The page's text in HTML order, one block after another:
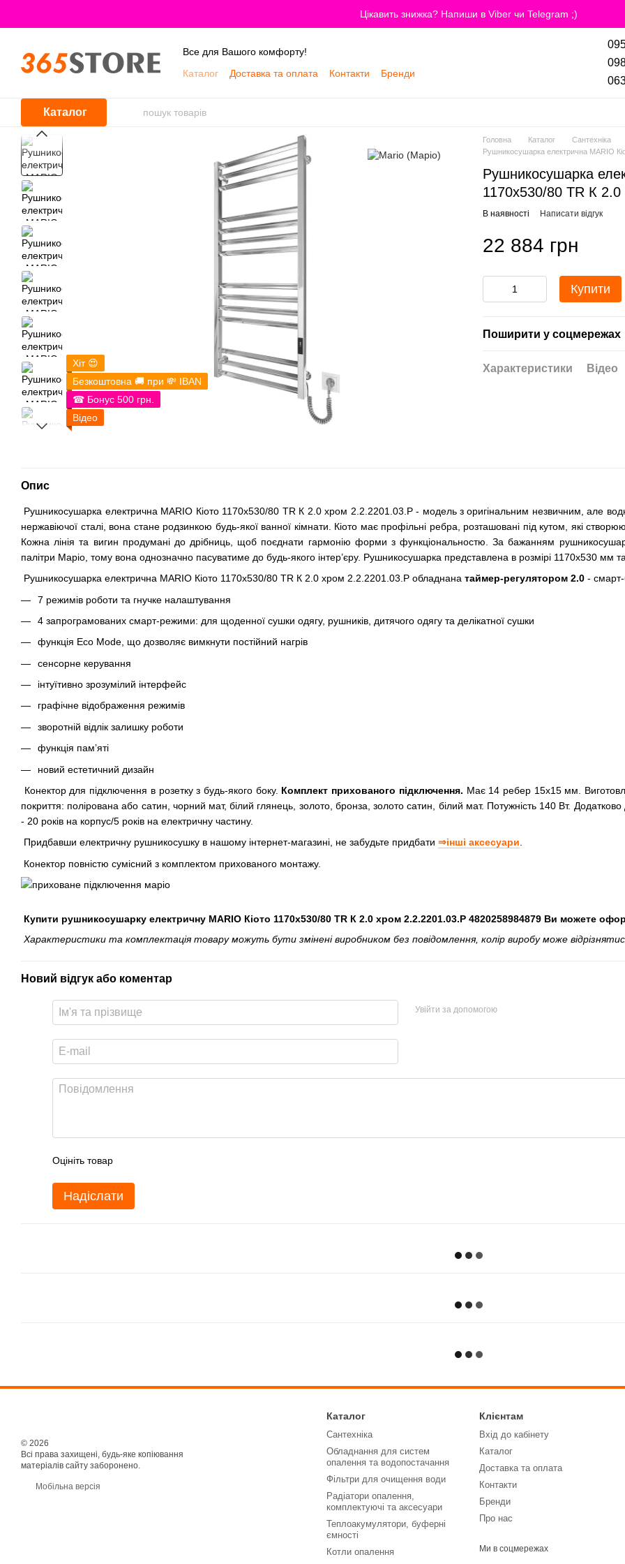
Цікавить знижка? Напиши в Viber чи Telegram ;)
Все для Вашого комфорту!
Каталог
Доставка та оплата Контакти
Бренди
Каталог
Хіт 😍
Безкоштовна 🚚 при 💸 IBAN
☎ Бонус 500 грн.
Відео
Головна Каталог Сантехніка
Рушникосушарка електрична MARIO
Рушникосушарка
1170х530/80 TR К
В наявності Написати відгук
22 884 грн
Купити
Поширити у соцмережах
Характеристики Відео
Опис
Рушникосушарка електрична MARIO Кіото 1170х530/80 TR К 2.0 хром 2.2.2201.03.P - модель з оригінальним незвичним, але
нержавіючої сталі, вона стане родзинкою будь-якої ванної кімнати. Кіото має профільні ребра, розташовані під кутом, які
Кожна лінія та вигин продумані до дрібниць, щоб поєднати гармонію форми з функціональностю. За бажанням
палітри Маріо, тому вона однозначно пасуватиме до будь-якого інтер’єру. Рушникосушарка представлена в розмірі 1170x530 мм
Рушникосушарка електрична MARIO Кіото 1170х530/80 TR К 2.0 хром 2.2.2201.03.P обладнана таймер-регулятором 2.0 -
7 режимів роботи та гнучке налаштування
4 запрограмованих смарт-режими: для щоденної сушки одягу, рушників, дитячого одягу та делікатної сушки
функція Eco Mode, що дозволяє вимкнути постійний нагрів
сенсорне керування
інтуїтивно зрозумілий інтерфейс
графічне відображення режимів
зворотній відлік залишку роботи
функція пам’яті
новий естетичний дизайн
Конектор для підключення в розетку з будь-якого боку. Комплект прихованого підключення. Має 14 ребер 15х15 мм.
покриття: полірована або сатин, чорний мат, білий глянець, золото, бронза, золото сатин, білий мат. Потужність 140 Вт.
- 20 років на корпус/5 років на електричну частину.
Придбавши електричну рушникосушку в нашому інтернет-магазині, не забудьте придбати ⇒інші аксесуари.
Конектор повністю сумісний з комплектом прихованого монтажу.
Купити рушникосушарку електричну MARIO Кіото 1170х530/80 TR К 2.0 хром 2.2.2201.03.P 4820258984879 Ви можете
Характеристики та комплектація товару можуть бути змінені виробником без повідомлення, колір виробу може
Новий відгук або коментар
Увійти за допомогою
Оцініть товар
Надіслати
© 2026
Всі права захищені, будь-яке копіювання
матеріалів сайту заборонено.
Мобільна версія
Каталог
Сантехніка
Обладнання для систем
опалення та водопостачання
Фільтри для очищення води
Радіатори опалення,
комплектуючі та аксесуари
Теплоакумулятори, буферні
ємності
Котли опалення
Клієнтам
Вхід до кабінету
Каталог
Доставка та оплата
Контакти
Бренди
Про нас
Ми в соцмережах